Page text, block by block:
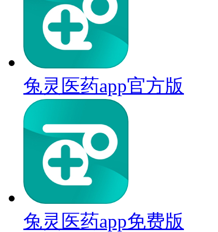
兔灵医药app官方版
兔灵医药app免费版